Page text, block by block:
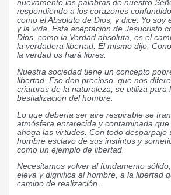
nuevamente las palabras de nuestro
respondiendo a los corazones
como el Absoluto de Dios, y dice: Yo soy
y la vida. Esta aceptación de Jesucristo
Dios, como la Verdad absoluta, es el
la verdadera libertad. Él mismo dijo:
la verdad os hará libres.
Nuestra sociedad tiene un concepto
libertad. Ese don precioso, que nos
criaturas de la naturaleza, se utiliza para
bestialización del hombre.
Lo que debería ser aire respirable se
atmósfera enrarecida y contaminada
ahoga las virtudes. Con todo desparpajo
hombre esclavo de sus instintos y
como un ejemplo de libertad.
Necesitamos volver al fundamento
eleva y dignifica al hombre, a la libertad
camino de realización.